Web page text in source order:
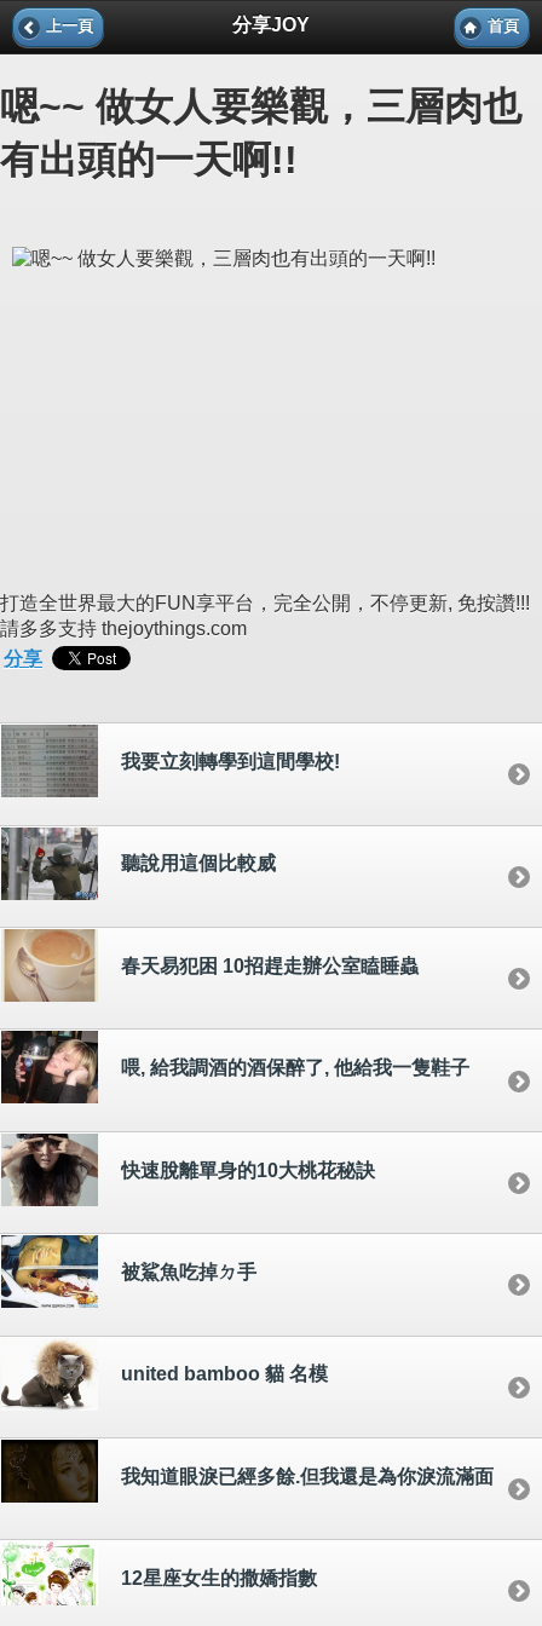
上一頁 分享JOY 首頁
嗯~~ 做女人要樂觀，三層肉也
有出頭的一天啊!!
打造全世界最大的FUN享平台，完全公開，不停更新, 免按讚!!!
請多多支持 thejoythings.com
分享
我要立刻轉學到這間學校!
聽說用這個比較威
春天易犯困 10招趕走辦公室瞌睡蟲
喂, 給我調酒的酒保醉了, 他給我一隻鞋子
快速脫離單身的10大桃花秘訣
被鯊魚吃掉ㄉ手
united bamboo 貓 名模
我知道眼淚已經多餘.但我還是為你淚流滿面
12星座女生的撒嬌指數